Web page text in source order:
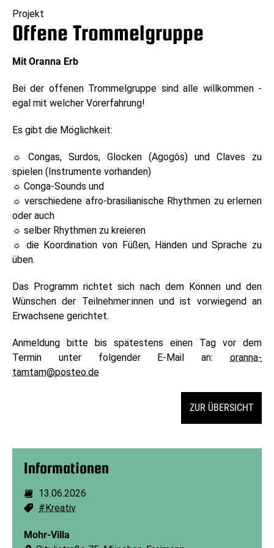
Projekt
Offene Trommelgruppe
Mit Oranna Erb
Bei der offenen Trommelgruppe sind alle willkommen -
egal mit welcher Vorerfahrung!
Es gibt die Möglichkeit:
☼ Congas, Surdos, Glocken (Agogôs) und Claves zu
spielen (Instrumente vorhanden)
☼ Conga-Sounds und
☼ verschiedene afro-brasilianische Rhythmen zu erlernen
oder auch
☼ selber Rhythmen zu kreieren
☼ die Koordination von Füßen, Händen und Sprache zu
üben.
Das Programm richtet sich nach dem Können und den
Wünschen der Teilnehmer:innen und ist vorwiegend an
Erwachsene gerichtet.
Anmeldung bitte bis spätestens einen Tag vor dem
Termin unter folgender E-Mail an: oranna-
tamtam@posteo.de
ZUR ÜBERSICHT
Informationen
Dauer:
13.06.2026
Schlagworte:
#Kreativ
Mohr-Villa